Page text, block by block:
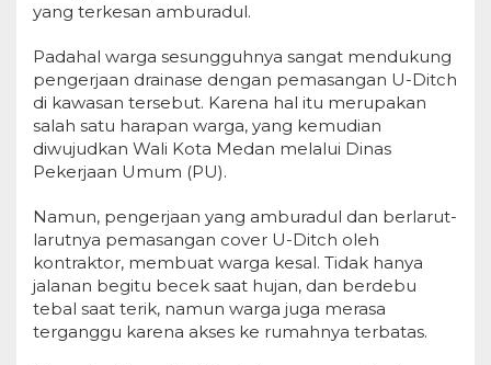
yang terkesan amburadul.
Padahal warga sesungguhnya sangat mendukung
pengerjaan drainase dengan pemasangan U-Ditch
di kawasan tersebut. Karena hal itu merupakan
salah satu harapan warga, yang kemudian
diwujudkan Wali Kota Medan melalui Dinas
Pekerjaan Umum (PU).
Namun, pengerjaan yang amburadul dan berlarut-
larutnya pemasangan cover U-Ditch oleh
kontraktor, membuat warga kesal. Tidak hanya
jalanan begitu becek saat hujan, dan berdebu
tebal saat terik, namun warga juga merasa
terganggu karena akses ke rumahnya terbatas.